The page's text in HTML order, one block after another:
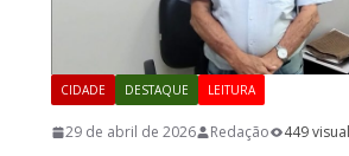
CIDADE DESTAQUE LEITURA
29 de abril de 2026 Redação 449